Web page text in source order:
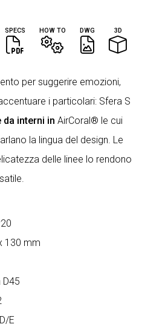
SPECS HOW TO DWG 3D
per suggerire emozioni,
i particolari: Sfera S
da interni in AirCoral® le cui
la lingua del design. Le
delle linee lo rendono
130 mm
D45
E